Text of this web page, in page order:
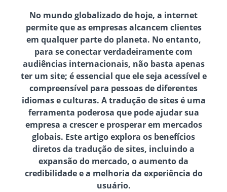
No mundo globalizado de hoje, a internet
permite que as empresas alcancem clientes
em qualquer parte do planeta. No entanto,
para se conectar verdadeiramente com
audiências internacionais, não basta apenas
ter um site; é essencial que ele seja acessível e
compreensível para pessoas de diferentes
idiomas e culturas. A tradução de sites é uma
ferramenta poderosa que pode ajudar sua
empresa a crescer e prosperar em mercados
globais. Este artigo explora os benefícios
diretos da tradução de sites, incluindo a
expansão do mercado, o aumento da
credibilidade e a melhoria da experiência do
usuário.